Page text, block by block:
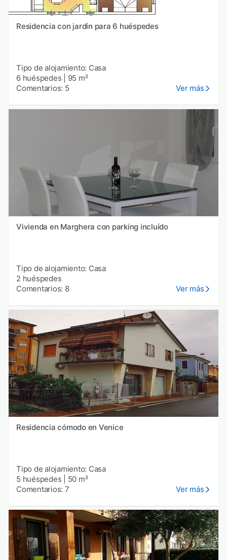
Residencia con jardín para 6 huéspedes
Tipo de alojamiento: Casa
6 huéspedes
95 m²
Comentarios: 5
Ver más
Vivienda en Marghera con parking incluído
Tipo de alojamiento: Casa
2 huéspedes
Comentarios: 8
Ver más
Residencia cómodo en Venice
Tipo de alojamiento: Casa
5 huéspedes
50 m²
Comentarios: 7
Ver más